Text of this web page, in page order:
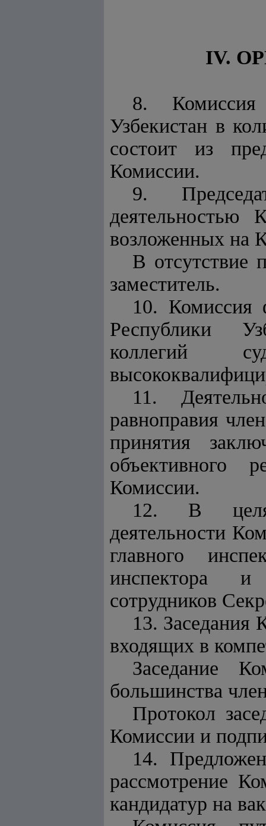
IV.
8. Комиссия
Узбекистан в
состоит из
Комиссии.
9.
деятельностью
возложенных на
В отсутствие
заместитель.
10. Комиссия
Республики
коллегий
11.
равноправия
принятия
объективного
Комиссии.
12. В целях
деятельности
главного
инспектора и
сотрудников
13. Заседания
входящих в
Заседание
большинства
Протокол
Комиссии и
14.
рассмотрение
кандидатур на